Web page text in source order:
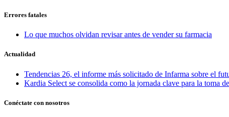
Errores fatales
Lo que muchos olvidan revisar antes de vender su farmacia
Actualidad
Tendencias 26, el informe más solicitado de Infarma sobre el
Kardia Select se consolida como la jornada clave para la toma
Conéctate con nosotros